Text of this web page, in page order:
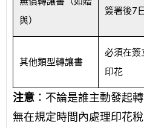
與）
簽署後7
其他類型轉讓書
必須在簽
印花
注意 ：不論是誰主動發起
無在規定時間內處理印花